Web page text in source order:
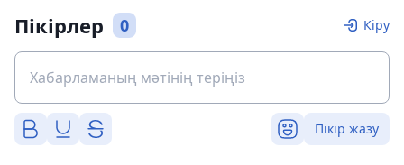
Пікірлер 0 Кіру
Пікір жазу